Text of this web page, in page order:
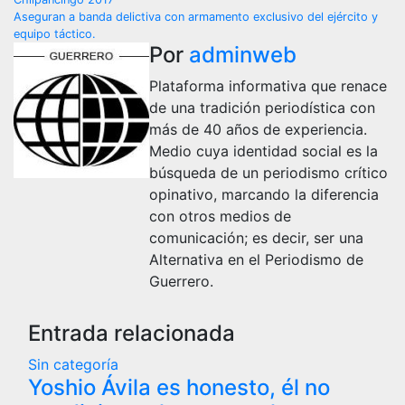
de
entradas
Aseguran a banda delictiva con armamento exclusivo del ejército y
equipo táctico.
Por adminweb
Plataforma informativa que renace
de una tradición periodística con
más de 40 años de experiencia.
Medio cuya identidad social es la
búsqueda de un periodismo crítico
opinativo, marcando la diferencia
con otros medios de
comunicación; es decir, ser una
Alternativa en el Periodismo de
Guerrero.
Entrada relacionada
Sin categoría
Yoshio Ávila es honesto, él no